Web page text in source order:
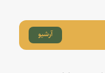
آرشیو